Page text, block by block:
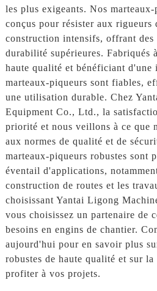
les plus exigeants. Nos
conçus pour résister aux rigueurs
construction intensifs, offrant des
durabilité supérieures. Fabriqués
haute qualité et bénéficiant d'une
marteaux-piqueurs sont fiables,
une utilisation durable. Chez
Equipment Co., Ltd., la
priorité et nous veillons à ce que
aux normes de qualité et de
marteaux-piqueurs robustes sont
éventail d'applications,
construction de routes et les
choisissant Yantai Ligong
vous choisissez un partenaire de
besoins en engins de chantier.
aujourd'hui pour en savoir plus
robustes de haute qualité et sur
profiter à vos projets.